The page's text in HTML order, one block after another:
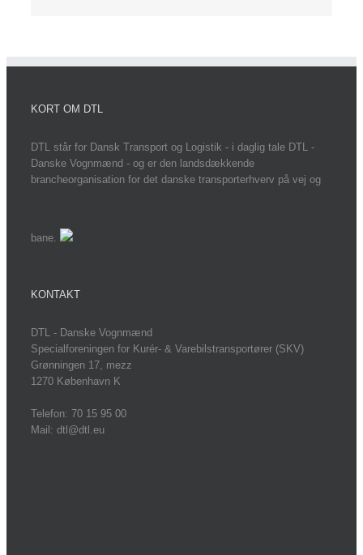
KORT OM DTL
DTL står for Dansk Transport og Logistik - i daglig tale DTL -
Danske Vognmænd - og er den landsdækkende
brancheorganisation for det danske transporterhverv på vej og
bane.
KONTAKT
DTL - Danske Vognmænd
Specialforeningen for Kurér- & Varebilstransportører (SKV)
Grønningen 17, mezz
1270 København K
Telefon: 70 15 95 00
Mail: dtl@dtl.eu